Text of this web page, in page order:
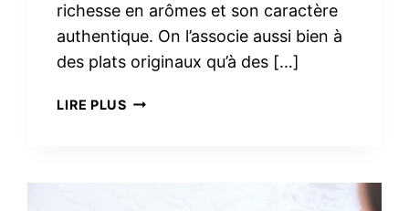
richesse en arômes et son caractère
authentique. On l’associe aussi bien à
des plats originaux qu’à des […]
LIRE PLUS3